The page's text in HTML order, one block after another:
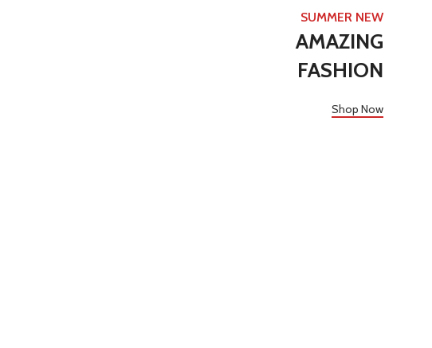
SUMMER NEW
AMAZING
FASHION
Shop Now